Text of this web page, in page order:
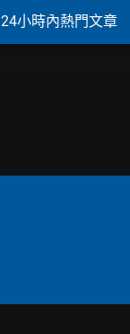
24小時內熱門文章